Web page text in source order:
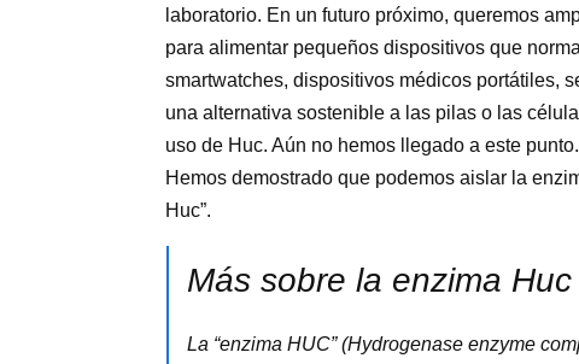
laboratorio. En un futuro próximo, queremos
para alimentar pequeños dispositivos que
smartwatches, dispositivos médicos portátiles,
una alternativa sostenible a las pilas o las
uso de Huc. Aún no hemos llegado a este
Hemos demostrado que podemos aislar la
Huc”.
Más sobre la enzima Huc
La “enzima HUC” (Hydrogenase enzyme